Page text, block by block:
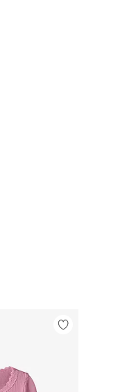
Legg